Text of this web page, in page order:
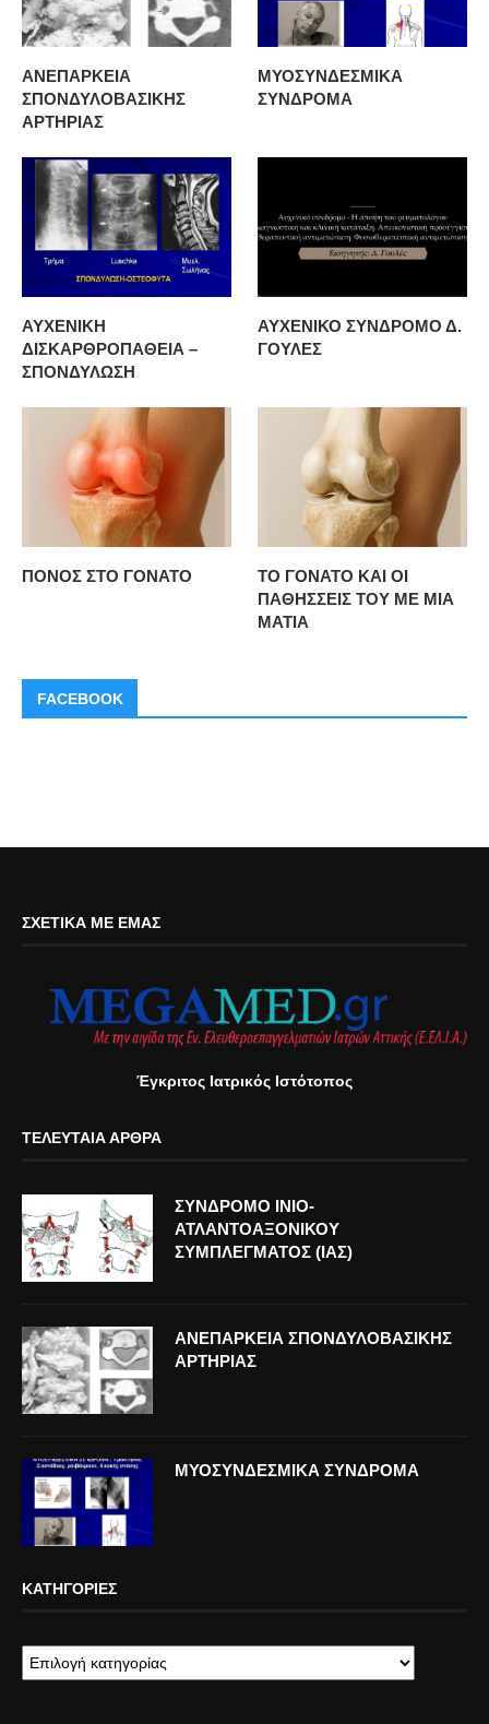
ΑΝΕΠΑΡΚΕΙΑ
ΣΠΟΝΔΥΛΟΒΑΣΙΚΗΣ
ΑΡΤΗΡΙΑΣ
ΜΥΟΣΥΝΔΕΣΜΙΚΑ
ΣΥΝΔΡΟΜΑ
ΑΥΧΕΝΙΚΗ
ΔΙΣΚΑΡΘΡΟΠΑΘΕΙΑ –
ΣΠΟΝΔΥΛΩΣΗ
ΑΥΧΕΝΙΚΟ ΣΥΝΔΡΟΜΟ Δ.
ΓΟΥΛΕΣ
ΠΟΝΟΣ ΣΤΟ ΓΟΝΑΤΟ
ΤΟ ΓΟΝΑΤΟ ΚΑΙ ΟΙ
ΠΑΘΗΣΣΕΙΣ ΤΟΥ ΜΕ ΜΙΑ
ΜΑΤΙΑ
FACEBOOK
ΣΧΕΤΙΚΆ ΜΕ ΕΜΆΣ
Έγκριτος Ιατρικός Ιστότοπος
ΤΕΛΕΥΤΑΊΑ ΆΡΘΡΑ
ΣΥΝΔΡΟΜΟ ΙΝΙΟ-
ΑΤΛΑΝΤΟΑΞΟΝΙΚΟΥ
ΣΥΜΠΛΕΓΜΑΤΟΣ (ΙΑΣ)
ΑΝΕΠΑΡΚΕΙΑ ΣΠΟΝΔΥΛΟΒΑΣΙΚΗΣ
ΑΡΤΗΡΙΑΣ
ΜΥΟΣΥΝΔΕΣΜΙΚΑ ΣΥΝΔΡΟΜΑ
ΚΑΤΗΓΟΡΊΕΣ